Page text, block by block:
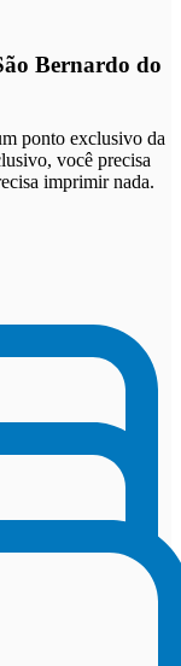
Bernardo do
ponto exclusivo da
você precisa
imprimir nada.